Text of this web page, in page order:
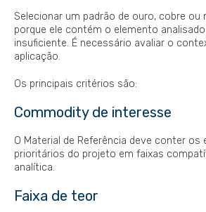
Selecionar um padrão de ouro, cobre ou
porque ele contém o elemento
insuficiente. É necessário avaliar o
aplicação.
Os principais critérios são:
Commodity de interesse
O Material de Referência deve conter os
prioritários do projeto em faixas
analítica.
Faixa de teor